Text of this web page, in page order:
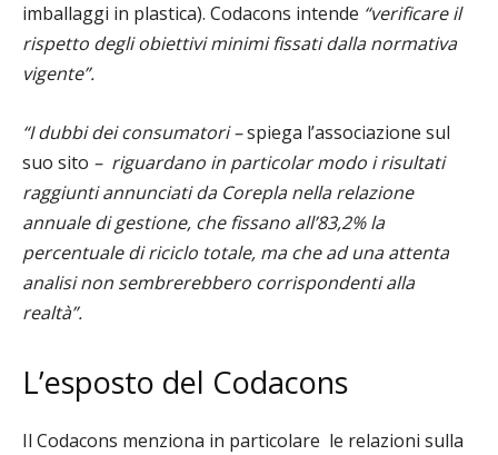
imballaggi in plastica). Codacons intende “verificare il
rispetto degli obiettivi minimi fissati dalla normativa
vigente”.
“I dubbi dei consumatori –spiega l’associazione sul
suo sito – riguardano in particolar modo i risultati
raggiunti annunciati da Corepla nella relazione
annuale di gestione, che fissano all’83,2% la
percentuale di riciclo totale, ma che ad una attenta
analisi non sembrerebbero corrispondenti alla
realtà”.
L’esposto del Codacons
Il Codacons menziona in particolare le relazioni sulla